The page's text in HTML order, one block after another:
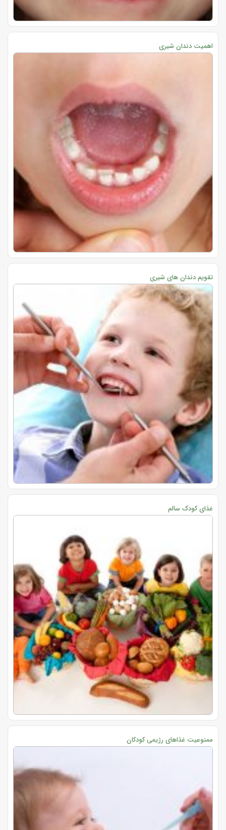
اهمیت دندان شیری
تقویم دندان های شیری
غذای کودک سالم
ممنوعیت غذاهای رژیمی کودکان